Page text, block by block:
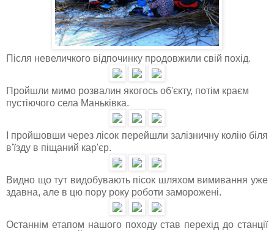
Після невеличкого відпочинку продовжили свій похід.
Пройшли мимо розвалин якогось об'єкту, потім краєм
пустіючого села Маньківка.
І пройшовши через лісок перейшли залізничну колію біля
в'їзду в піщаний кар'єр.
Видно що тут видобувають пісок шляхом вимивання уже
здавна, але в цю пору року роботи заморожені.
Останнім етапом нашого походу став перехід до станції